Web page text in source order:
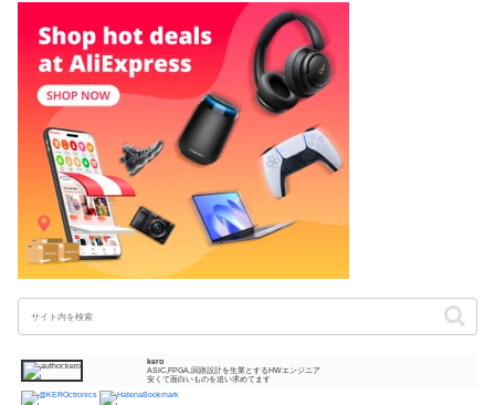
kero
ASIC,FPGA,回路設計を生業とするHWエンジニア
安くて面白いものを追い求めてます